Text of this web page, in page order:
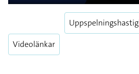
Play
Videolänkar